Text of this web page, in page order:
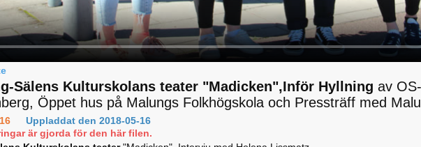
Sälens Kulturskolans teater "Madicken",Inför Hyllning av
Öppet hus på Malungs Folkhögskola och Pressträff med
Uppladdat den 2018-05-16
är gjorda för den här filen.